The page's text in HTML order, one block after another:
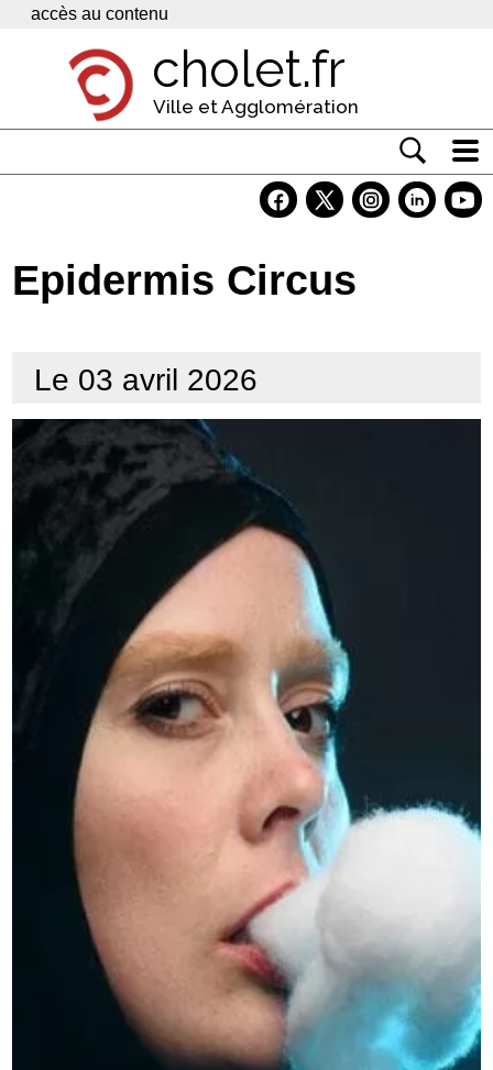
Panneau de gestion des cookies
accès au contenu
cholet.fr
Ville et Agglomération
Economie
Contacts
Epidermis Circus
Le 03 avril 2026